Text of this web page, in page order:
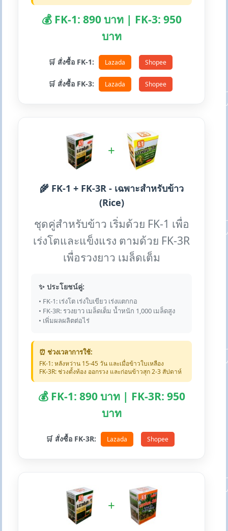
💰 FK-1: 890 บาท | FK-3: 950
บาท
🛒 สั่งซื้อ FK-1: Lazada Shopee
🛒 สั่งซื้อ FK-3: Lazada Shopee
+
🌾 FK-1 + FK-3R - เฉพาะสำหรับข้าว
(Rice)
ชุดคู่สำหรับข้าว เริ่มด้วย FK-1 เพื่อ
เร่งโตและแข็งแรง ตามด้วย FK-3R
เพื่อรวงยาว เมล็ดเต็ม
✨ ประโยชน์คู่:
• FK-1: เร่งโต เร่งใบเขียว เร่งแตกกอ
• FK-3R: รวงยาว เมล็ดเต็ม น้ำหนัก 1,000 เมล็ดสูง
• เพิ่มผลผลิตต่อไร่
⏰ ช่วงเวลาการใช้:
FK-1: หลังหว่าน 15-45 วัน และเมื่อข้าวใบเหลือง
FK-3R: ช่วงตั้งท้อง ออกรวง และก่อนข้าวสุก 2-3 สัปดาห์
💰 FK-1: 890 บาท | FK-3R: 950
บาท
🛒 สั่งซื้อ FK-3R: Lazada Shopee
+